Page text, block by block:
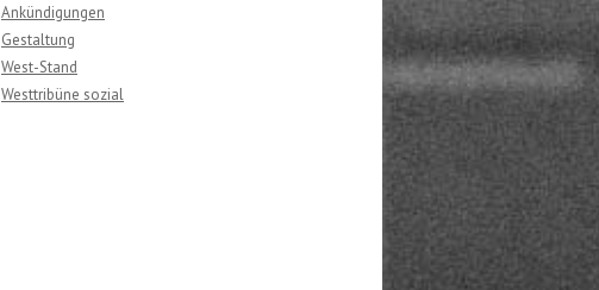
Ankündigungen
Gestaltung
West-Stand
Westtribüne sozial